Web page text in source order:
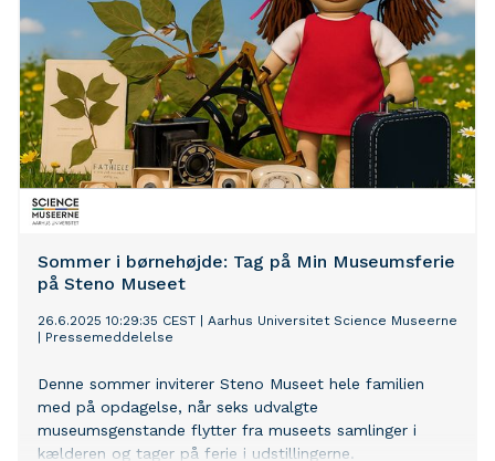
Sommer i børnehøjde: Tag på Min Museumsferie
på Steno Museet
26.6.2025 10:29:35 CEST
Aarhus Universitet Science Museerne
Pressemeddelelse
Denne sommer inviterer Steno Museet hele familien
med på opdagelse, når seks udvalgte
museumsgenstande flytter fra museets samlinger i
kælderen og tager på ferie i udstillingerne.